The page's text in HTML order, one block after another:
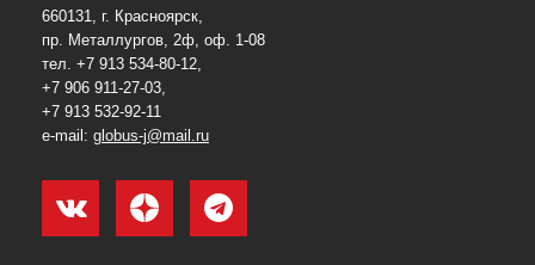
660131, г. Красноярск,
пр. Металлургов, 2ф, оф. 1-08
тел. +7 913 534-80-12,
+7 906 911-27-03,
+7 913 532-92-11
e-mail: globus-j@mail.ru